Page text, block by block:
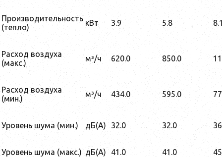
Производительность
(тепло)
кВт 3.9 5.8
Расход воздуха
(макс.)
м³/ч 620.0 850.0
Расход воздуха
(мин.)
м³/ч 434.0 595.0
Уровень шума (мин.) дБ(А) 32.0 32.0
Уровень шума (макс.) дБ(А) 41.0 41.0